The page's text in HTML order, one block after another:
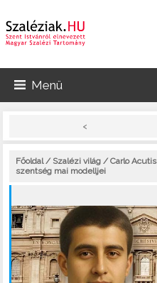
Menü
<
Főoldal/ Szalézi világ / Carlo Acutis
szentség mai modelljei